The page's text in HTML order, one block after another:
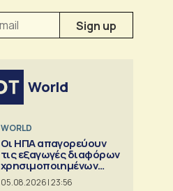
World
WORLD
Οι ΗΠΑ απαγορεύουν
τις εξαγωγές διαφόρων
χρησιμοποιημένων
κρίσιμων ορυκτών
05.08.2026 | 23:56